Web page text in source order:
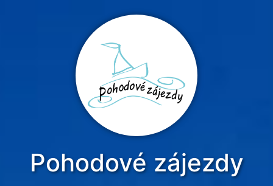
Pohodové zájezdy